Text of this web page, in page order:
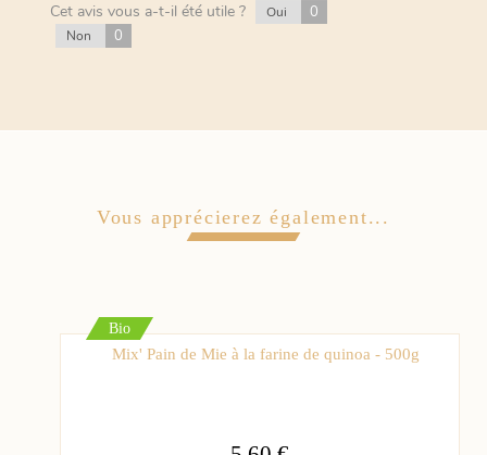
Cet avis vous a-t-il été utile ?
Oui 0
Non 0
Vous apprécierez également...
Bio
Mix' Pain de Mie à la farine de quinoa - 500g